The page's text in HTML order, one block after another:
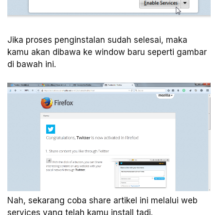
Jika proses penginstalan sudah selesai, maka
kamu akan dibawa ke window baru seperti gambar
di bawah ini.
Nah, sekarang coba share artikel ini melalui web
services yang telah kamu install tadi.